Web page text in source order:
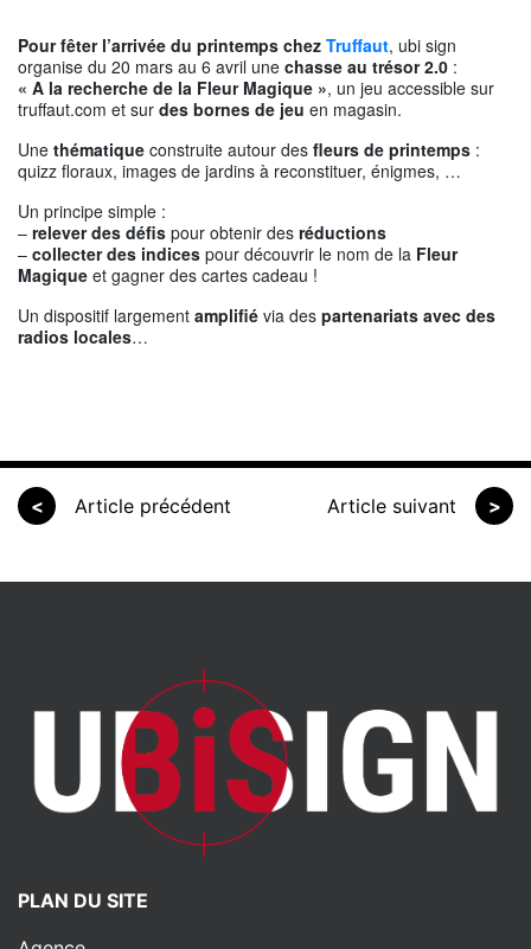
Pour fêter l’arrivée du printemps chez Truffaut, ubi sign
organise du 20 mars au 6 avril une chasse au trésor 2.0 :
« A la recherche de la Fleur Magique », un jeu accessible sur
truffaut.com et sur des bornes de jeu en magasin.
Une thématique construite autour des fleurs de printemps :
quizz floraux, images de jardins à reconstituer, énigmes, …
Un principe simple :
– relever des défis pour obtenir des réductions
– collecter des indices pour découvrir le nom de la Fleur
Magique et gagner des cartes cadeau !
Un dispositif largement amplifié via des partenariats avec des
radios locales…
< Article précédent Article suivant >
PLAN DU SITE